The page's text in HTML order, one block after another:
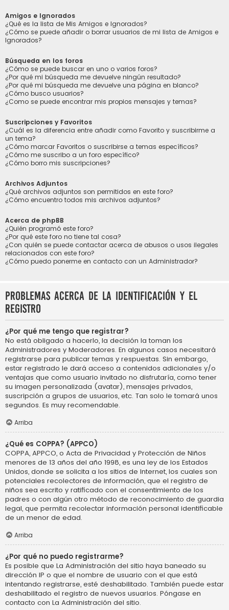
Amigos e Ignorados
¿Qué es la lista de Mis Amigos e Ignorados?
¿Cómo se puede añadir o borrar usuarios de mi lista de Amigos e
Ignorados?
Búsqueda en los foros
¿Cómo se puede buscar en uno o varios foros?
¿Por qué mi búsqueda me devuelve ningún resultado?
¿Por qué mi búsqueda me devuelve una página en blanco?
¿Cómo busco usuarios?
¿Como se puede encontrar mis propios mensajes y temas?
Suscripciones y Favoritos
¿Cuál es la diferencia entre añadir como Favorito y suscribirme a
un tema?
¿Cómo marcar Favoritos o suscribirse a temas específicos?
¿Cómo me suscribo a un foro específico?
¿Cómo borro mis suscripciones?
Archivos Adjuntos
¿Qué archivos adjuntos son permitidos en este foro?
¿Cómo encuentro todos mis archivos adjuntos?
Acerca de phpBB
¿Quién programó este foro?
¿Por qué este foro no tiene tal cosa?
¿Con quién se puede contactar acerca de abusos o usos ilegales
relacionados con este foro?
¿Cómo puedo ponerme en contacto con un Administrador?
Problemas acerca de la identificación y el
registro
¿Por qué me tengo que registrar?
No está obligado a hacerlo, la decisión la toman los
Administradores y Moderadores. En algunos casos necesitará
registrarse para publicar temas y respuestas. Sin embargo,
estar registrado le dará acceso a contenidos adicionales y/o
ventajas que como usuario invitado no disfrutaría, como tener
su imagen personalizada (avatar), mensajes privados,
suscripción a grupos de usuarios, etc. Tan solo le tomará unos
segundos. Es muy recomendable.
Arriba
¿Qué es COPPA? (APPCO)
COPPA, APPCO, o Acta de Privacidad y Protección de Niños
menores de 13 años del año 1998, es una ley de los Estados
Unidos, donde se solicita a los sitios de Internet, los cuales son
potenciales recolectores de información, que el registro de
niños sea escrito y ratificado con el consentimiento de los
padres o con algún otro método de reconocimiento de guardia
legal, que permita recolectar información personal identificable
de un menor de edad.
Arriba
¿Por qué no puedo registrarme?
Es posible que La Administración del sitio haya baneado su
dirección IP o que el nombre de usuario con el que está
intentando registrarse, esté deshabilitado. También puede estar
deshabilitado el registro de nuevos usuarios. Póngase en
contacto con La Administración del sitio.